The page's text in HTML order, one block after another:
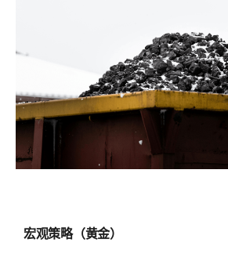
宏观策略（黄金）